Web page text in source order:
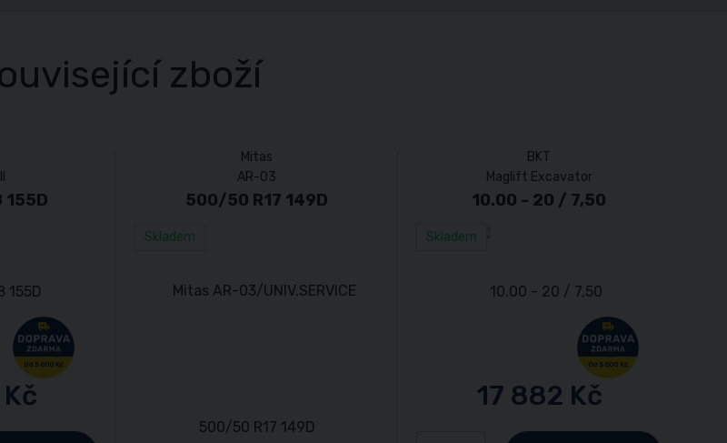
zboží
Mitas
AR-03
500/50 R17 149D
Skladem
BKT
Maglift Excavator
10.00 - 20 / 7,50
Skladem
17 882 Kč